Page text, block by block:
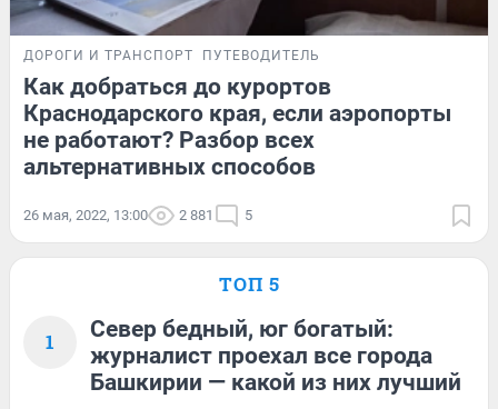
ДОРОГИ И ТРАНСПОРТ ПУТЕВОДИТЕЛЬ
Как добраться до курортов
Краснодарского края, если аэропорты
не работают? Разбор всех
альтернативных способов
26 мая, 2022, 13:00 2 881 5
ТОП 5
1
Север бедный, юг богатый:
журналист проехал все города
Башкирии — какой из них лучший